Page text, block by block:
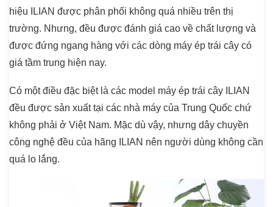
hiệu ILIAN được phân phối không quá nhiều trên thị
trường. Nhưng, đều được đánh giá cao về chất lượng và
được đứng ngang hàng với các dòng máy ép trái cây có
giá tầm trung hiện nay.
Có một điều đặc biệt là các model máy ép trái cây ILIAN
đều được sản xuất tại các nhà máy của Trung Quốc chứ
không phải ở Việt Nam. Mặc dù vậy, nhưng dây chuyền
công nghệ đều của hãng ILIAN nên người dùng không cần
quá lo lắng.